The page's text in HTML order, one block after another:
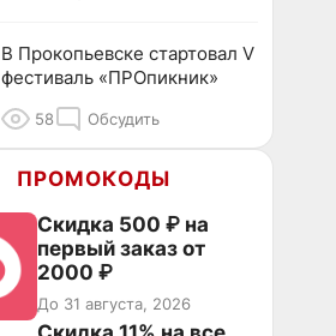
В Прокопьевске стартовал V
фестиваль «ПРОпикник»
58 Обсудить
ПРОМОКОДЫ
Скидка 500 ₽ на
первый заказ от
2000 ₽
До 31 августа, 2026